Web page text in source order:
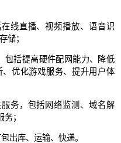
线直播、视频播放、语音识
储；
包括提高硬件配网能力、降低
优化游戏服务、提升用户体
务，包括网络监测、域名解
；
出库、运输、快递。